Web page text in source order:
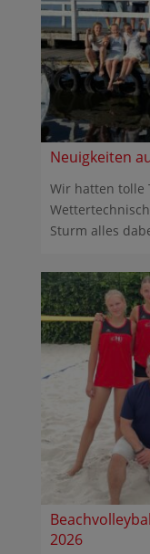
Neuigkeiten
Wir hatten tolle
Sturm alles
2026